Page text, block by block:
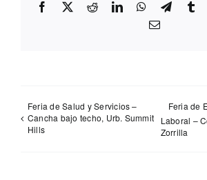
Facebook
X RedditLinkedInWhatsApp
Correo
Feria de Salud y Servicios –
Cancha bajo techo, Urb. Summit
Hills
Feria de
Laboral –
Zorrilla